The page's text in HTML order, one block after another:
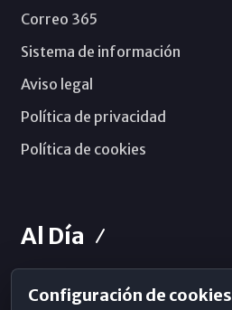
Correo 365
Sistema de información
Aviso legal
Política de privacidad
Política de cookies
Al Día
Horarios de Misa
Configuración de cookies